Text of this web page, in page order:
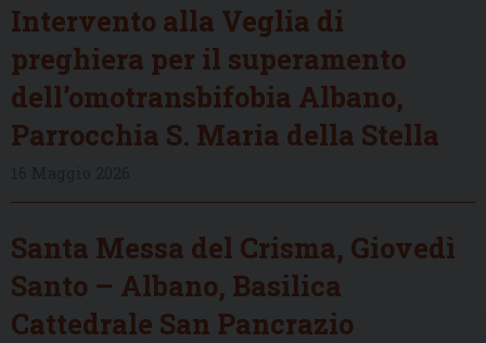
Intervento alla Veglia di
preghiera per il superamento
dell’omotransbifobia Albano,
Parrocchia S. Maria della Stella
Santa Messa del Crisma, Giovedì
Santo – Albano, Basilica
Cattedrale San Pancrazio